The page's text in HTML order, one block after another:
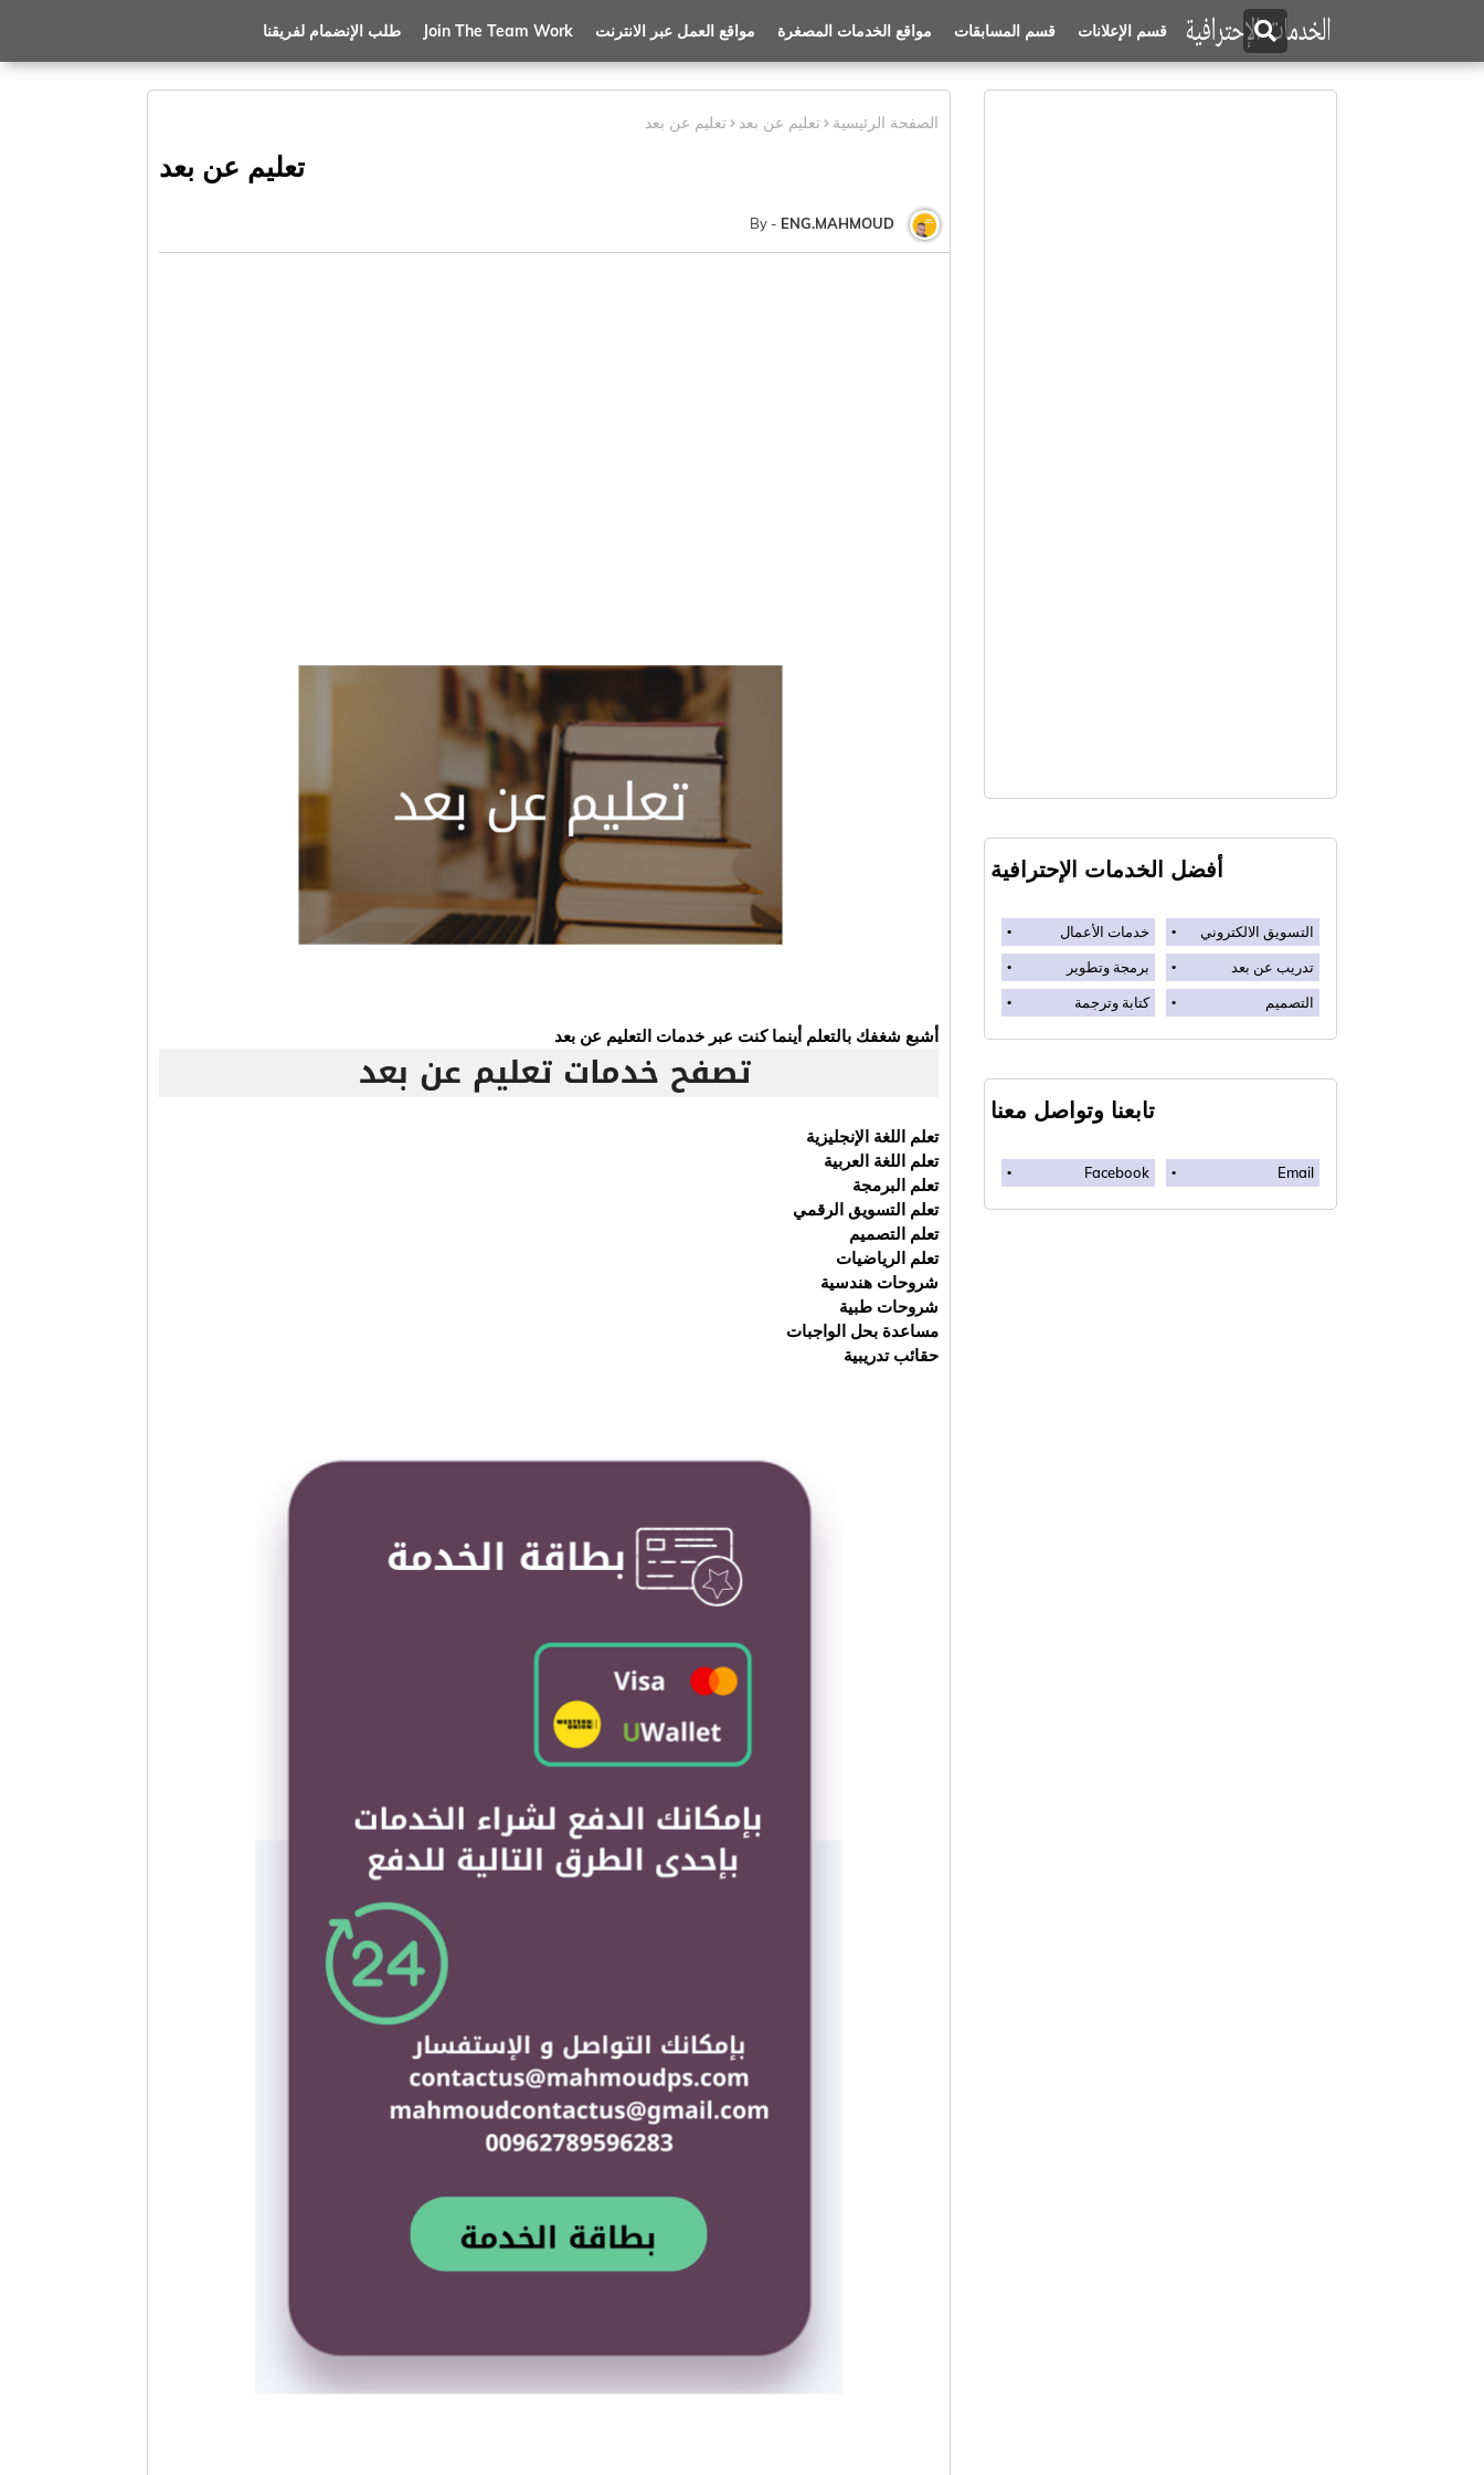
طلب الإنضمام لفريقنا Join The Team Work مواقع العمل عبر الانترنت مواقع الخدمات المصغرة قسم المسابقات قسم الإعلانات
الصفحة الرئيسية تعليم عن بعد تعليم عن بعد
تعليم عن بعد
ENG.MAHMOUD
أشبع شغفك بالتعلم أينما كنت عبر خدمات التعليم عن بعد
تصفح خدمات تعليم عن بعد
تعلم اللغة الإنجليزية
تعلم اللغة العربية
تعلم البرمجة
تعلم التسويق الرقمي
تعلم التصميم
تعلم الرياضيات
شروحات هندسية
شروحات طبية
مساعدة بحل الواجبات
حقائب تدريبية
أفضل الخدمات الإحترافية
خدمات الأعمال
التسويق الالكتروني
برمجة وتطوير
تدريب عن بعد
كتابة وترجمة
التصميم
تابعنا وتواصل معنا
Facebook Email